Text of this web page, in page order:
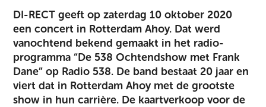
DI-RECT geeft op zaterdag 10 oktober 2020
een concert in Rotterdam Ahoy. Dat werd
vanochtend bekend gemaakt in het radio-
programma “De 538 Ochtendshow met Frank
Dane” op Radio 538. De band bestaat 20 jaar en
viert dat in Rotterdam Ahoy met de grootste
show in hun carrière. De kaartverkoop voor de